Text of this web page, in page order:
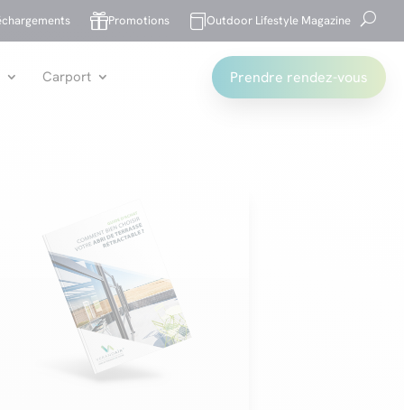
Promotions  Outdoor Lifestyle Magazine
Carport Prendre rendez-vous